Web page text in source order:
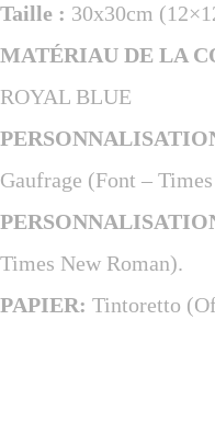
Taille : 30x30cm
MATÉRIAU DE LA
ROYAL BLUE
Gaufrage (Font –
Times New Roman).
PAPIER: Tintoretto